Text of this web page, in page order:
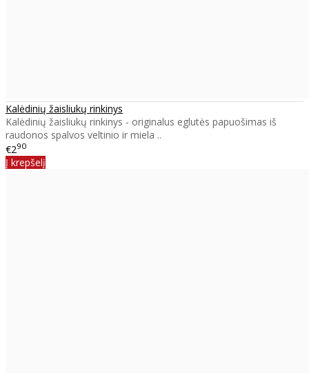
Kalėdinių žaisliukų rinkinys
Kalėdinių žaisliukų rinkinys - originalus eglutės papuošimas iš
raudonos spalvos veltinio ir miela ..
€290
Į krepšelį